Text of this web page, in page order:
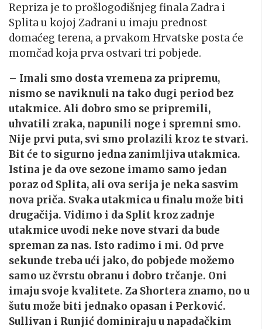
Repriza je to prošlogodišnjeg finala Zadra i
Splita u kojoj Zadrani u imaju prednost
domaćeg terena, a prvakom Hrvatske posta će
momčad koja prva ostvari tri pobjede.
– Imali smo dosta vremena za pripremu,
nismo se naviknuli na tako dugi period bez
utakmice. Ali dobro smo se pripremili,
uhvatili zraka, napunili noge i spremni smo.
Nije prvi puta, svi smo prolazili kroz te stvari.
Bit će to sigurno jedna zanimljiva utakmica.
Istina je da ove sezone imamo samo jedan
poraz od Splita, ali ova serija je neka sasvim
nova priča. Svaka utakmica u finalu može biti
drugačija. Vidimo i da Split kroz zadnje
utakmice uvodi neke nove stvari da bude
spreman za nas. Isto radimo i mi. Od prve
sekunde treba ući jako, do pobjede možemo
samo uz čvrstu obranu i dobro trčanje. Oni
imaju svoje kvalitete. Za Shortera znamo, no u
šutu može biti jednako opasan i Perković.
Sullivan i Runjić dominiraju u napadačkim